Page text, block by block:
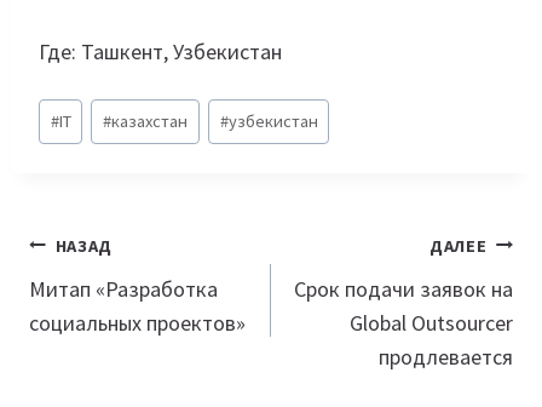
Где: Ташкент, Узбекистан
Метки
записи:
#IT #казахстан #узбекистан
Навигация
по
записям
НАЗАД
Митап «Разработка
социальных проектов»
ДАЛЕЕ
Срок подачи заявок на
Global Outsourcer
продлевается